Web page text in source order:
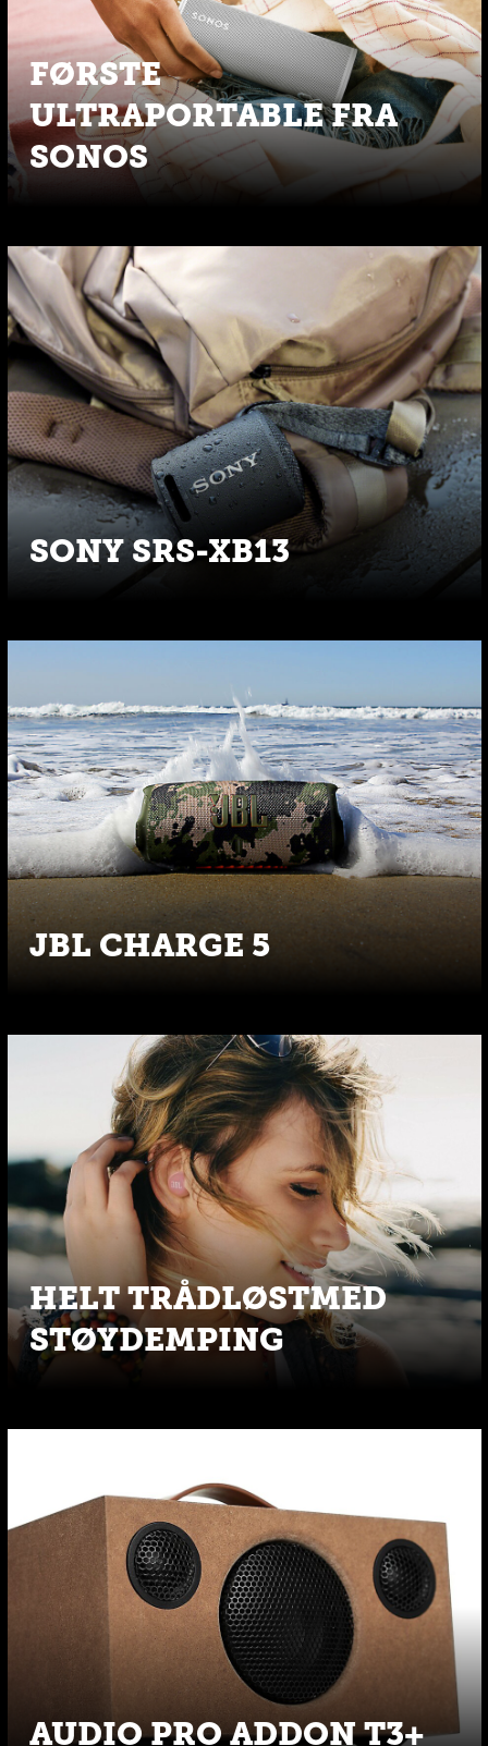
FØRSTE
ULTRAPORTABLE FRA
SONOS
SONY SRS-XB13
JBL CHARGE 5
HELT TRÅDLØSTMED
STØYDEMPING
AUDIO PRO ADDON T3+